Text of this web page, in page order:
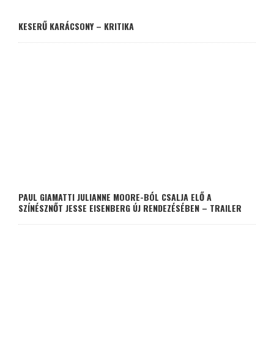
KESERŰ KARÁCSONY – KRITIKA
PAUL GIAMATTI JULIANNE MOORE-BÓL CSALJA ELŐ A
SZÍNÉSZNŐT JESSE EISENBERG ÚJ RENDEZÉSÉBEN – TRAILER